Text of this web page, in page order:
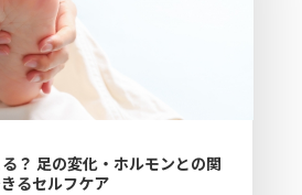
？ 足の変化・ホルモンとの関
るセルフケア